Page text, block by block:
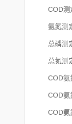
COD测
氨氮测
总磷测
总氮测
COD氨
COD氨
COD氨